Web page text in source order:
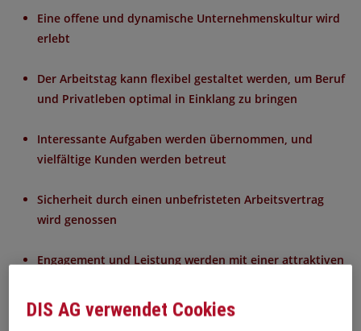
Eine offene und dynamische Unternehmenskultur wird
erlebt
Der Arbeitstag kann flexibel gestaltet werden, um Beruf
und Privatleben optimal in Einklang zu bringen
Interessante Aufgaben werden übernommen, und
vielfältige Kunden werden betreut
Sicherheit durch einen unbefristeten Arbeitsvertrag
wird genossen
Engagement und Leistung werden mit einer attraktiven
Die Option auf Homeoffice und hybrides Arbeiten
DIS AG verwendet Cookies